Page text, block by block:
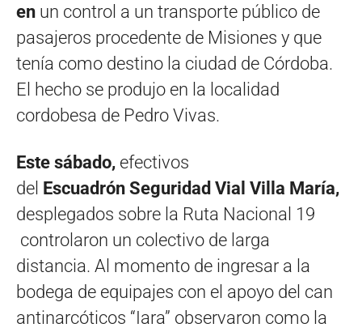
en un control a un transporte público de
pasajeros procedente de Misiones y que
tenía como destino la ciudad de Córdoba.
El hecho se produjo en la localidad
cordobesa de Pedro Vivas.
Este sábado, efectivos
del Escuadrón Seguridad Vial Villa María,
desplegados sobre la Ruta Nacional 19
controlaron un colectivo de larga
distancia. Al momento de ingresar a la
bodega de equipajes con el apoyo del can
antinarcóticos “Iara” observaron como la